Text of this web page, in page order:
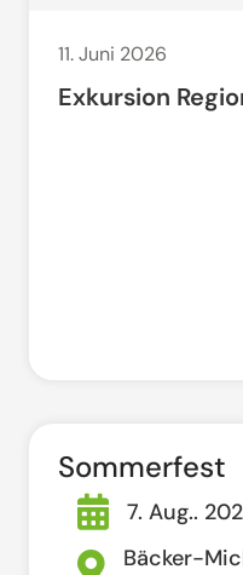
11. Juni 2026
Exkursion
Sommerfest
7. Aug..
Bäcker-